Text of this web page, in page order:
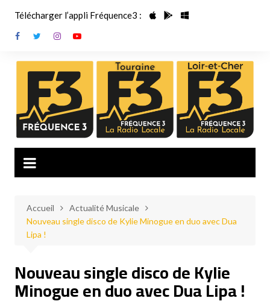
contenu
Télécharger l’appli Fréquence3 :
Accueil
Actualité Musicale
Nouveau single disco de Kylie Minogue en duo avec Dua
Lipa !
Nouveau single disco de Kylie
Minogue en duo avec Dua Lipa !